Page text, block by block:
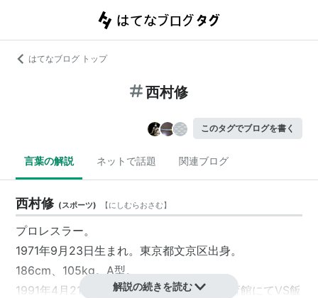
はてなブログ トップ
西村修
このタグでブログを書く
言葉の解説 ネットで話題 関連ブログ
西村修 (スポーツ) 【にしむらおさむ】
プロレスラー。
1971年9月23日生まれ。東京都文京区出身。
186cm、105kg。A型。
1991年4月21日、沖縄・糸満市西崎総合体育館にてVS飯
解説の続きを読む